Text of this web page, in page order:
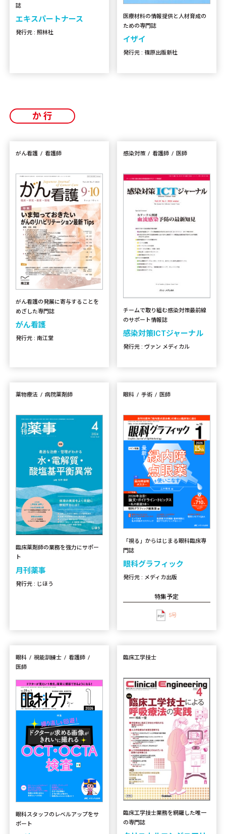
誌
エキスパートナース
発行元 : 照林社
医療材料の情報提供と人材育成の
ための専門誌
イザイ
発行元 : 篠原出版新社
か行
がん看護 看護師
がん看護の発展に寄与することを
めざした専門誌
がん看護
発行元 : 南江堂
感染対策 看護師 医師
チームで取り組む感染対策最前線
のサポート情報誌
感染対策ICTジャーナル
発行元 : ヴァン メディカル
薬物療法 病院薬剤師
臨床薬剤師の業務を強力にサポー
ト
月刊薬事
発行元 : じほう
眼科 手術 医師
「視る」からはじまる眼科臨床専
門誌
眼科グラフィック
発行元 : メディカ出版
特集予定
5号
眼科 視能訓練士
看護師
医師
眼科スタッフのレベルアップをサ
ポート
臨床工学技士
臨床工学技士業務を網羅した唯一
の専門誌